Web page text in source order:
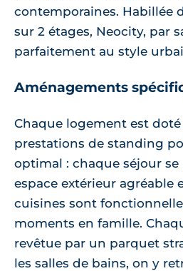
contemporaines. Habillée
sur 2 étages, Neocity, par
parfaitement au style
Aménagements
Chaque logement est doté
prestations de standing
optimal : chaque séjour
espace extérieur agréable
cuisines sont
moments en famille.
revêtue par un parquet
les salles de bains, on y